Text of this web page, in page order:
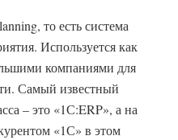
то есть система
Используется как
компаниями для
Самый известный
– это «1С:ERP», а на
«1С» в этом